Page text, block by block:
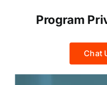
Program
Chat